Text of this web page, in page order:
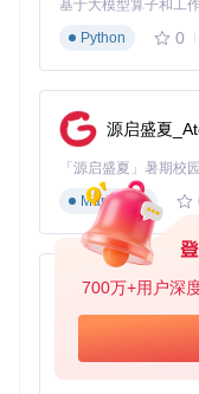
700万+用户深
cd ae-to-json
4.2 导出JSON数据
在AE中打开目标项
本，或在Node.js环
const aeToJSON =
ae =
execute
4.3 数据应用与验证
基于大模型算子和工
Python
0
源启盛夏
Markdown
py-xiaozhi
Python
0